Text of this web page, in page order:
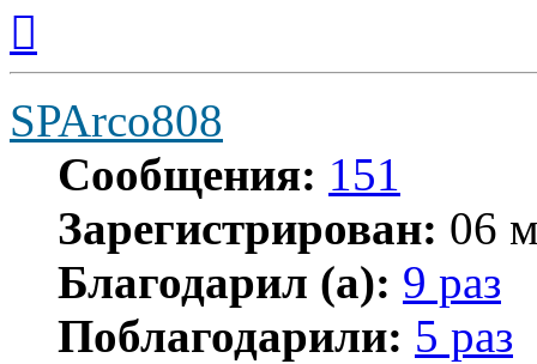
началу
SPArco808
Сообщения: 151
Зарегистрирован: 06
Благодарил (а): 9 раз
Поблагодарили: 5 раз